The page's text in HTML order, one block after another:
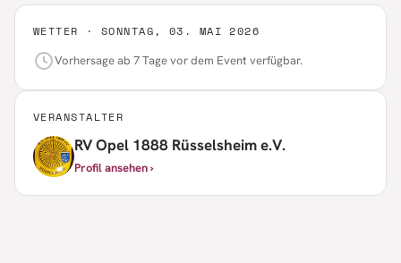
WETTER · SONNTAG, 03. MAI 2026
Vorhersage ab 7 Tage vor dem Event verfügbar.
VERANSTALTER
RV Opel 1888 Rüsselsheim e.V.
Profil ansehen ›